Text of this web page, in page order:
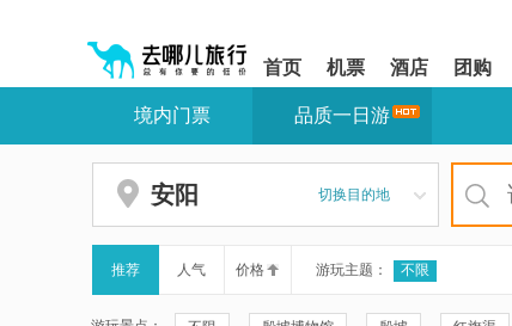
您
站
区,
本
首页 机票 酒店 团购
您
站
区
境内门票 品质一日游
安阳 切换目的地
推荐 人气 价格 游玩主题： 不限